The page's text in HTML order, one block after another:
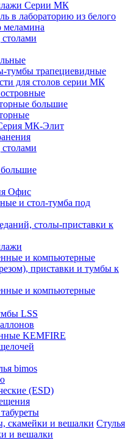
Серии МК
в лабораторию из белого
меламина
тумбы трапециевидные
для столов серии МК
большие
МК-Элит
Офис
и стол-тумба под
столы-приставки к
и компьютерные
приставки и тумбы к
и компьютерные
LSS
KEMFIRE
bimos
(ESD)
Стулья
и вешалки